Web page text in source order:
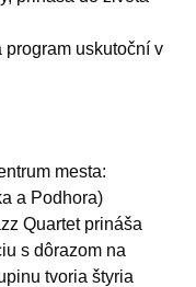
uskutoční v
mesta:
a Podhora)
Quartet prináša
s dôrazom na
tvoria štyria